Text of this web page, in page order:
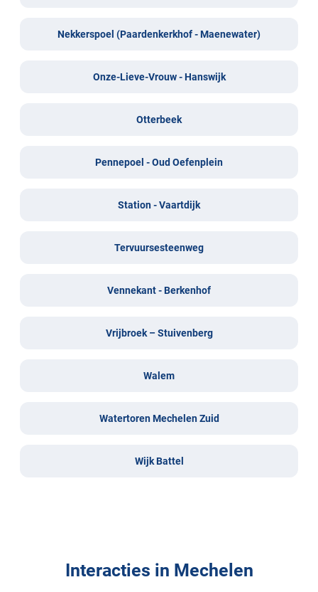
Nekkerspoel (Paardenkerkhof - Maenewater)
Onze-Lieve-Vrouw - Hanswijk
Otterbeek
Pennepoel - Oud Oefenplein
Station - Vaartdijk
Tervuursesteenweg
Vennekant - Berkenhof
Vrijbroek – Stuivenberg
Walem
Watertoren Mechelen Zuid
Wijk Battel
Interacties in Mechelen